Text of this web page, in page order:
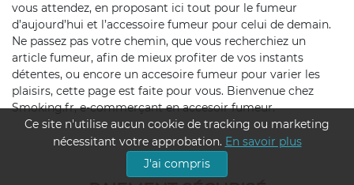
vous attendez, en proposant ici tout pour le fumeur
d’aujourd’hui et l’accessoire fumeur pour celui de demain.
Ne passez pas votre chemin, que vous recherchiez un
article fumeur, afin de mieux profiter de vos instants
détentes, ou encore un accesoire fumeur pour varier les
plaisirs, cette page est faite pour vous. Bienvenue chez
Smoking.fr, e-commerçant en accesoir fumeur.
Ce site n'utilise aucun cookie de tracking ou marketing
nécessitant votre approbation. En savoir plus
J'ai compris